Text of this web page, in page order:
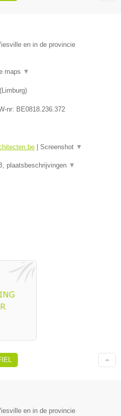
en in de provincie
maps ▼
(Limburg)
nr: BE0818.236.372
| Screenshot ▼
plaatsbeschrijvingen ▼
en in de provincie